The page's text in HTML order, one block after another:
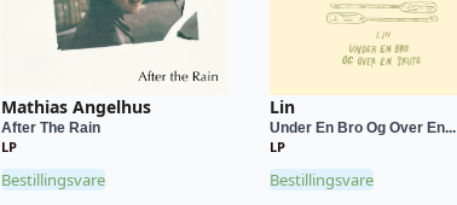
Mathias Angelhus
After The Rain
LP
Bestillingsvare
Lin
Under En Bro Og Over En...
LP
Bestillingsvare